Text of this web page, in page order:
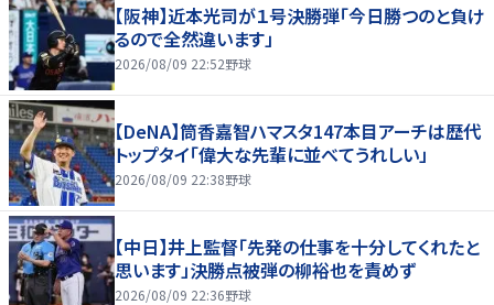
【阪神】近本光司が１号決勝弾「今日勝つのと負け
るので全然違います」
2026/08/09 22:52野球
【DeNA】筒香嘉智ハマスタ147本目アーチは歴代
トップタイ「偉大な先輩に並べてうれしい」
2026/08/09 22:38野球
【中日】井上監督「先発の仕事を十分してくれたと
思います」決勝点被弾の柳裕也を責めず
2026/08/09 22:36野球